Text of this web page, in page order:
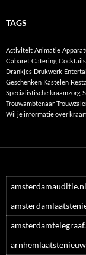
TAGS
Activiteit Animatie
Cabaret Catering Cocktails
Drankjes Drukwerk
Geschenken Kastelen
Specialistische kraamzorg
Trouwambtenaar
Wil je informatie over
amsterdamauditie.nl